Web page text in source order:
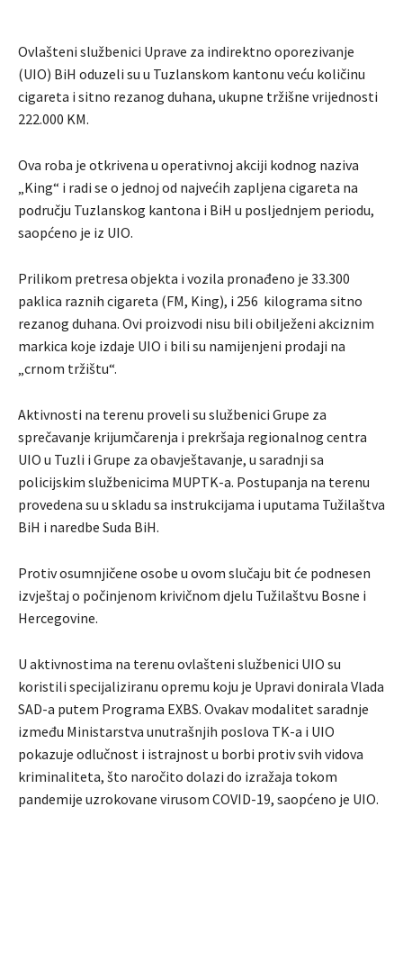
Ovlašteni službenici Uprave za indirektno oporezivanje
(UIO) BiH oduzeli su u Tuzlanskom kantonu veću količinu
cigareta i sitno rezanog duhana, ukupne tržišne vrijednosti
222.000 KM.
Ova roba je otkrivena u operativnoj akciji kodnog naziva
„King“ i radi se o jednoj od najvećih zapljena cigareta na
području Tuzlanskog kantona i BiH u posljednjem periodu,
saopćeno je iz UIO.
Prilikom pretresa objekta i vozila pronađeno je 33.300
paklica raznih cigareta (FM, King), i 256 kilograma sitno
rezanog duhana. Ovi proizvodi nisu bili obilježeni akciznim
markica koje izdaje UIO i bili su namijenjeni prodaji na
„crnom tržištu“.
Aktivnosti na terenu proveli su službenici Grupe za
sprečavanje krijumčarenja i prekršaja regionalnog centra
UIO u Tuzli i Grupe za obavještavanje, u saradnji sa
policijskim službenicima MUPTK-a. Postupanja na terenu
provedena su u skladu sa instrukcijama i uputama Tužilaštva
BiH i naredbe Suda BiH.
Protiv osumnjičene osobe u ovom slučaju bit će podnesen
izvještaj o počinjenom krivičnom djelu Tužilaštvu Bosne i
Hercegovine.
U aktivnostima na terenu ovlašteni službenici UIO su
koristili specijaliziranu opremu koju je Upravi donirala Vlada
SAD-a putem Programa EXBS. Ovakav modalitet saradnje
između Ministarstva unutrašnjih poslova TK-a i UIO
pokazuje odlučnost i istrajnost u borbi protiv svih vidova
kriminaliteta, što naročito dolazi do izražaja tokom
pandemije uzrokovane virusom COVID-19, saopćeno je UIO.